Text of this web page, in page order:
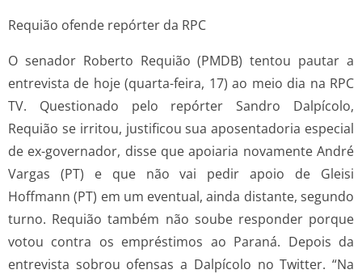
Requião ofende repórter da RPC
O senador Roberto Requião (PMDB) tentou pautar a
entrevista de hoje (quarta-feira, 17) ao meio dia na RPC
TV. Questionado pelo repórter Sandro Dalpícolo,
Requião se irritou, justificou sua aposentadoria especial
de ex-governador, disse que apoiaria novamente André
Vargas (PT) e que não vai pedir apoio de Gleisi
Hoffmann (PT) em um eventual, ainda distante, segundo
turno. Requião também não soube responder porque
votou contra os empréstimos ao Paraná. Depois da
entrevista sobrou ofensas a Dalpícolo no Twitter. “Na